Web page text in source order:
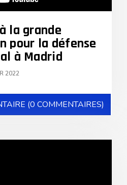
la grande
pour la défense
à Madrid
2022
(0 COMMENTAIRES)